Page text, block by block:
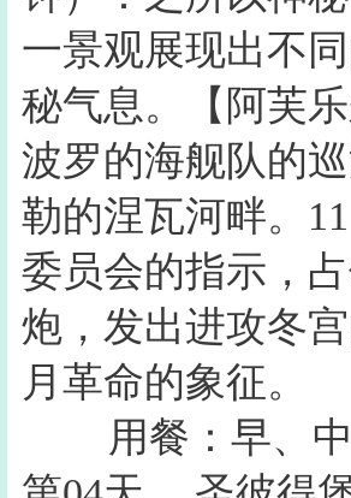
一景观展现出不
秘气息。【阿芙
波罗的海舰队的
勒的涅瓦河畔。
委员会的指示，
炮，发出进攻冬
月革命的象征。
用餐：早、